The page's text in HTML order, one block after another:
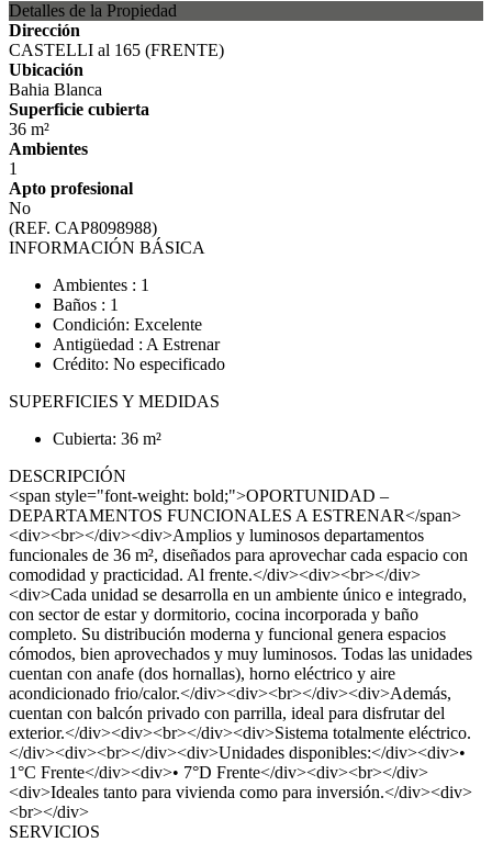
Detalles de la Propiedad
Dirección
CASTELLI al 165 (FRENTE)
Ubicación
Bahia Blanca
Superficie cubierta
36 m²
Ambientes
1
Apto profesional
No
(REF. CAP8098988)
INFORMACIÓN BÁSICA
Ambientes : 1
Baños : 1
Condición: Excelente
Antigüedad : A Estrenar
Crédito: No especificado
SUPERFICIES Y MEDIDAS
Cubierta: 36 m²
DESCRIPCIÓN
<span style="font-weight: bold;">OPORTUNIDAD –
DEPARTAMENTOS FUNCIONALES A ESTRENAR</span>
<div><br></div><div>Amplios y luminosos departamentos
funcionales de 36 m², diseñados para aprovechar cada espacio con
comodidad y practicidad. Al frente.</div><div><br></div>
<div>Cada unidad se desarrolla en un ambiente único e integrado,
con sector de estar y dormitorio, cocina incorporada y baño
completo. Su distribución moderna y funcional genera espacios
cómodos, bien aprovechados y muy luminosos. Todas las unidades
cuentan con anafe (dos hornallas), horno eléctrico y aire
acondicionado frio/calor.</div><div><br></div><div>Además,
cuentan con balcón privado con parrilla, ideal para disfrutar del
exterior.</div><div><br></div><div>Sistema totalmente eléctrico.
</div><div><br></div><div>Unidades disponibles:</div><div>•
1°C Frente</div><div>• 7°D Frente</div><div><br></div>
<div>Ideales tanto para vivienda como para inversión.</div><div>
<br></div>
SERVICIOS